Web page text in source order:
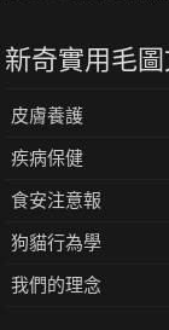
新奇實用毛圖
皮膚養護
疾病保健
食安注意報
狗貓行為學
我們的理念